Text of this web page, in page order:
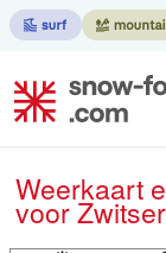
voor